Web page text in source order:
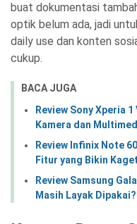
buat dokumentasi
optik belum ada, jadi
daily use dan konten
cukup.
BACA JUGA
Review Sony Xperia
Kamera dan
Review Infinix Note
Fitur yang Bikin Kaget
Review Samsung
Masih Layak Dipakai?